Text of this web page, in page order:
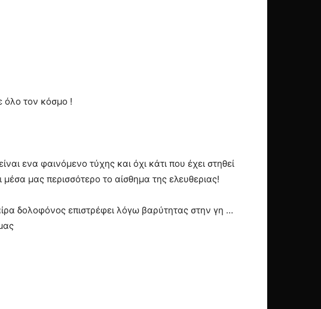
όλο τον κόσμο !
ενα φαινόμενο τύχης και όχι κάτι που έχει στηθεί
μας περισσότερο το αίσθημα της ελευθεριας!
δολοφόνος επιστρέφει λόγω βαρύτητας στην γη …